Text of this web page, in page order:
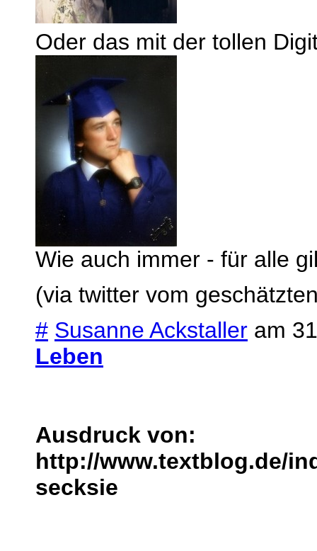
Oder das mit der tollen
Wie auch immer - für alle
(via twitter vom
# Susanne Ackstaller am
Leben
Ausdruck von:
http://www.textblog.de/
secksie